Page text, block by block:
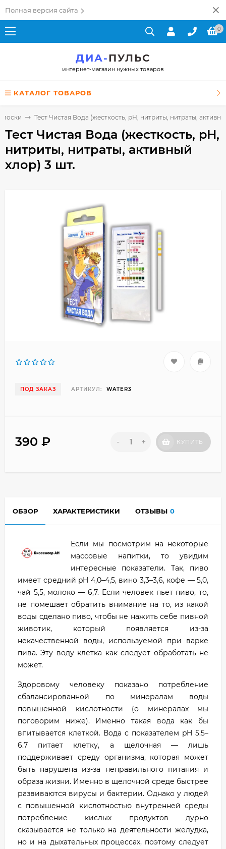
Полная версия сайта
0
ДИА-ПУЛЬС
интернет-магазин нужных товаров
КАТАЛОГ ТОВАРОВ
Тест Чистая Вода (жесткость, pH, нитриты, нитраты,
Тест Чистая Вода (жесткость, pH,
нитриты, нитраты, активный
хлор) 3 шт.
ПОД ЗАКАЗ АРТИКУЛ: WATER3
390 ₽ - + КУПИТЬ
ОБЗОР ХАРАКТЕРИСТИКИ ОТЗЫВЫ 0
Если мы посмотрим на некоторые
массовые напитки, то увидим
интересные показатели. Так, пиво
имеет средний pH 4,0–4,5, вино 3,3–3,6, кофе — 5,0,
чай 5,5, молоко — 6,7. Если человек пьет пиво, то,
не помешает обратить внимание на то, из какой
воды сделано пиво, чтобы не нажить себе пивной
животик, который появляется из-за
некачественной воды, используемой при варке
пива. Эту воду клетка как следует обработать не
может.
Здоровому человеку показано потребление
сбалансированной по минералам воды
повышенной кислотности (о минералах мы
поговорим ниже). Именно такая вода как бы
впитывается клеткой. Вода с показателем pH 5.5–
6.7 питает клетку, а щелочная — лишь
поддерживает среду организма, которая может
быть нарушена из-за неправильного питания и
образа жизни. Именно в щелочной среде быстрее
развиваются вирусы и бактерии. Однако у людей
с повышенной кислотностью внутренней среды
потребление кислых продуктов дурно
сказывается не только на деятельности желудка,
но и на дыхательных процессах, поэтому следует